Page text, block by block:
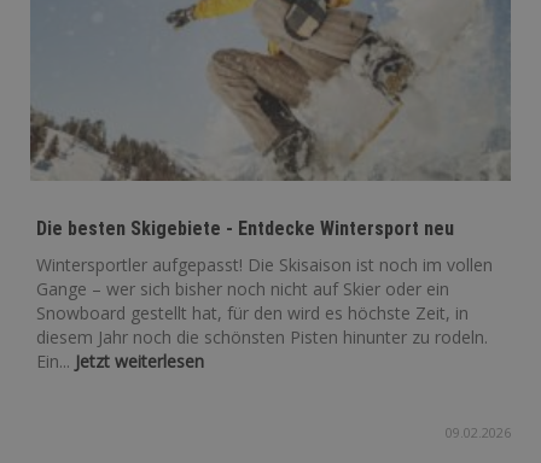
Die besten Skigebiete - Entdecke Wintersport neu
Wintersportler aufgepasst! Die Skisaison ist noch im vollen
Gange – wer sich bisher noch nicht auf Skier oder ein
Snowboard gestellt hat, für den wird es höchste Zeit, in
diesem Jahr noch die schönsten Pisten hinunter zu rodeln.
Ein... Jetzt weiterlesen
09.02.2026